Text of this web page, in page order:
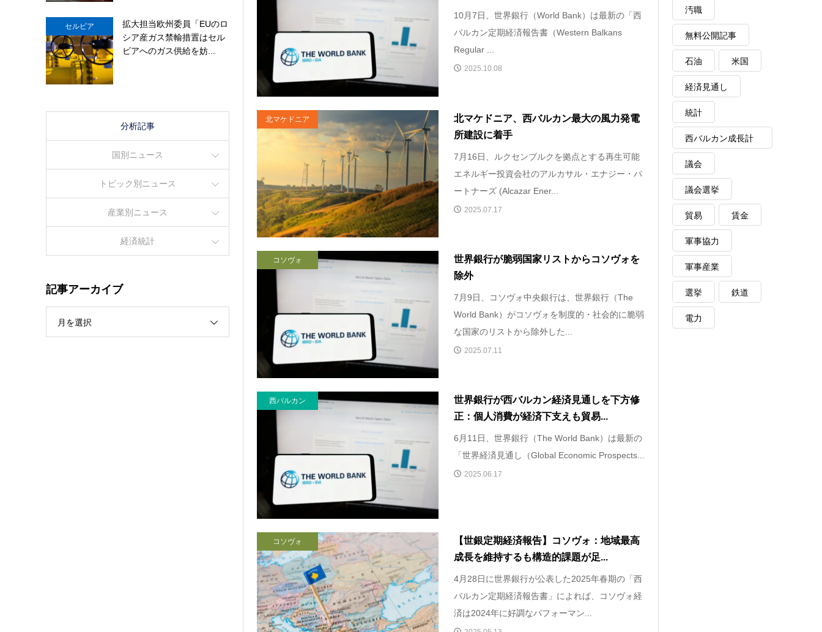
10月7日、世界銀行（World Bank）は最新の「西
バルカン定期経済報告書（Western Balkans
Regular ...
2025.10.08
北マケドニア
北マケドニア、西バルカン最大の風力発電
所建設に着手
7月16日、ルクセンブルクを拠点とする再生可能
エネルギー投資会社のアルカサル・エナジー・パ
ートナーズ (Alcazar Ener...
2025.07.17
コソヴォ
世界銀行が脆弱国家リストからコソヴォを
除外
7月9日、コソヴォ中央銀行は、世界銀行（The
World Bank）がコソヴォを制度的・社会的に脆弱
な国家のリストから除外した...
2025.07.11
西バルカン
世界銀行が西バルカン経済見通しを下方修
正：個人消費が経済下支えも貿易...
6月11日、世界銀行（The World Bank）は最新の
「世界経済見通し（Global Economic Prospects...
2025.06.17
コソヴォ
【世銀定期経済報告】コソヴォ：地域最高
成長を維持するも構造的課題が足...
4月28日に世界銀行が公表した2025年春期の「西
バルカン定期経済報告書」によれば、コソヴォ経
済は2024年に好調なパフォーマン...
セルビア
拡大担当欧州委員「EUのロ
シア産ガス禁輸措置はセル
ビアへのガス供給を妨...
分析記事
国別ニュース
トピック別ニュース
産業別ニュース
経済統計
記事アーカイブ
月を選択
汚職
無料公開記事
石油 米国
経済見通し
統計
西バルカン成長計
画
議会
議会選挙
貿易 賃金
軍事協力
軍事産業
選挙 鉄道
電力